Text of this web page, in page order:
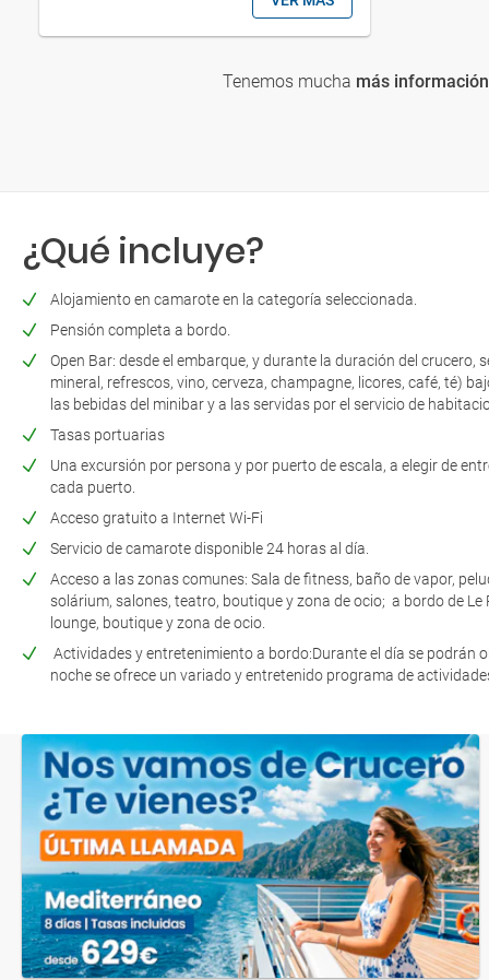
Tenemos mucha más
¿Qué incluye?
Alojamiento en camarote en la categoría seleccionada.
Pensión completa a bordo.
Open Bar: desde el embarque, y durante la duración del crucero,
mineral, refrescos, vino, cerveza, champagne, licores, café, té)
las bebidas del minibar y a las servidas por el servicio de
Tasas portuarias
Una excursión por persona y por puerto de escala, a elegir de
cada puerto.
Acceso gratuito a Internet Wi-Fi
Servicio de camarote disponible 24 horas al día.
Acceso a las zonas comunes: Sala de fitness, baño de vapor,
solárium, salones, teatro, boutique y zona de ocio; a bordo de
lounge, boutique y zona de ocio.
Actividades y entretenimiento a bordo:Durante el día se podrán
noche se ofrece un variado y entretenido programa de